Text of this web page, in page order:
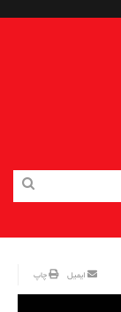
چاپ ایمیل